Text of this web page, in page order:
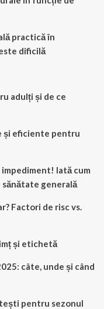
practică în
dificilă
adulți și de ce
și eficiente pentru
Iată cum
generală
Factori de risc vs.
și etichetă
câte, unde și când
pentru sezonul